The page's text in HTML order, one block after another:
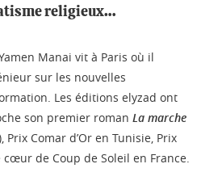
religieux…
Manai vit à Paris où il
sur les nouvelles
Les éditions elyzad ont
son premier roman La marche
Prix Comar d’Or en Tunisie, Prix
cœur de Coup de Soleil en France.